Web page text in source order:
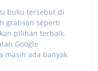
buku tersebut di
gratisan seperti
pilihan terbaik.
Google
masih ada banyak